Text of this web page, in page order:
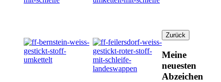
Meine
neuesten
Abzeichen